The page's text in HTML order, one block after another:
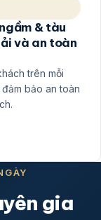
& tàu
và an toàn
trên mỗi
bảo an toàn
gia